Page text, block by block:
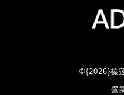
©{2026}榛
營